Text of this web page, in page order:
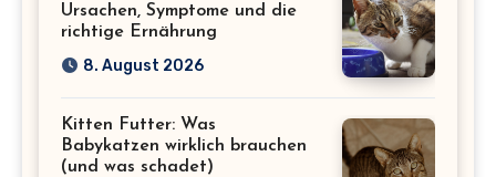
Ursachen, Symptome und die
richtige Ernährung
8. August 2026
Kitten Futter: Was
Babykatzen wirklich brauchen
(und was schadet)